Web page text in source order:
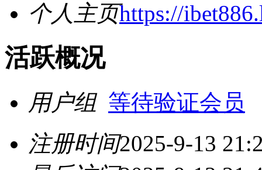
个人主页https://
活跃概况
用户组 等待验证会员
注册时间2025-9-13